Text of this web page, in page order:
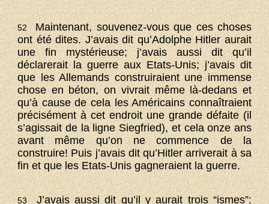
52Maintenant, souvenez-vous que ces choses
ont été dites. J’avais dit qu’Adolphe Hitler aurait
une fin mystérieuse; j’avais aussi dit qu’il
déclarerait la guerre aux Etats-Unis; j’avais dit
que les Allemands construiraient une immense
chose en béton, on vivrait même là-dedans et
qu’à cause de cela les Américains connaîtraient
précisément à cet endroit une grande défaite (il
s’agissait de la ligne Siegfried), et cela onze ans
avant même qu’on ne commence de la
construire! Puis j’avais dit qu’Hitler arriverait à sa
fin et que les Etats-Unis gagneraient la guerre.
53J’avais aussi dit qu’il y aurait trois “ismes”: